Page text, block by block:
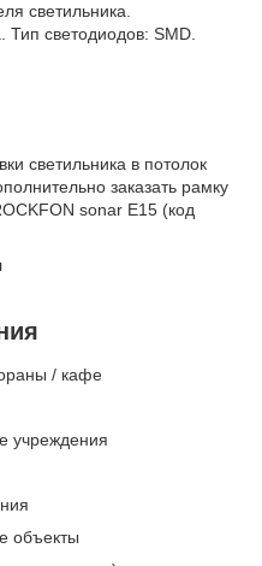
светильника.
Тип светодиодов: SMD.
светильника в потолок
заказать рамку
sonar E15 (код
/ кафе
учреждения
объекты